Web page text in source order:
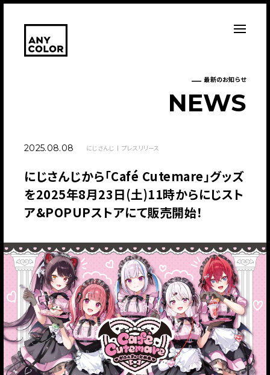
最新のお知らせ
NEWS
2025.08.08 にじさんじ プレスリリース
にじさんじから「Café Cutemare」グッズ
を2025年8月23日(土)11時からにじスト
ア&POPUPストアにて販売開始！